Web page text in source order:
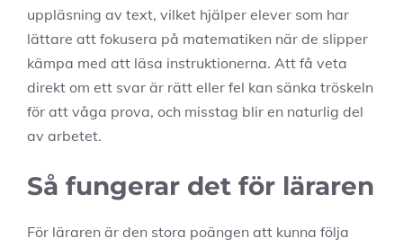
uppläsning av text, vilket hjälper elever som har
lättare att fokusera på matematiken när de slipper
kämpa med att läsa instruktionerna. Att få veta
direkt om ett svar är rätt eller fel kan sänka tröskeln
för att våga prova, och misstag blir en naturlig del
av arbetet.
Så fungerar det för läraren
För läraren är den stora poängen att kunna följa